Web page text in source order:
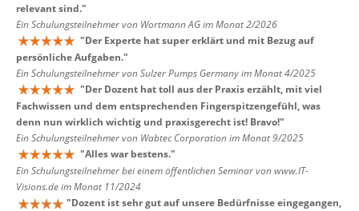
relevant sind."
Ein Schulungsteilnehmer von Wortmann AG im Monat 2/2026
"Der Experte hat super erklärt und mit Bezug auf
persönliche Aufgaben."
Ein Schulungsteilnehmer von Sulzer Pumps Germany im Monat 4/2025
"Der Dozent hat toll aus der Praxis erzählt, mit viel
Fachwissen und dem entsprechenden Fingerspitzengefühl, was
denn nun wirklich wichtig und praxisgerecht ist! Bravo!"
Ein Schulungsteilnehmer von Wabtec Corporation im Monat 9/2025
"Alles war bestens."
Ein Schulungsteilnehmer bei einem öffentlichen Seminar von www.IT-
Visions.de im Monat 11/2024
"Dozent ist sehr gut auf unsere Bedürfnisse eingegangen,